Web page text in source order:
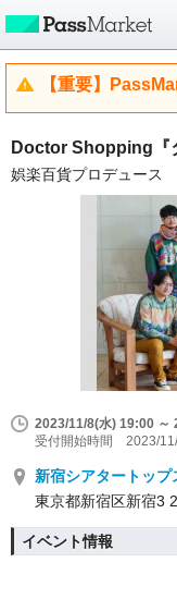
【重要】
Doctor Shopping『
娯楽百貨プロデュース
2023/11/8(水) 19:00 ～
受付開始時間 2023/
新宿シアタートップ
東京都新宿区新宿3
イベント情報